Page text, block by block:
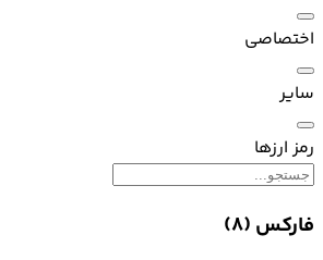
اختصاصی
سایر
رمز ارزها
فارکس (8)